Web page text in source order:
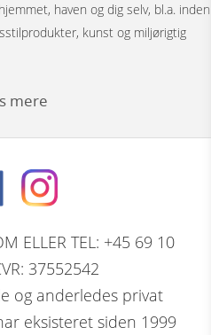
haven og dig selv, bl.a. inden
kunst og miljørigtig
mere
sig et stort udvalg af
figurer i resin, Thai figurer,
skulptørs komplette program af
ELLER TEL: +45 69 10
37552542
og anderledes privat
eksisteret siden 1999